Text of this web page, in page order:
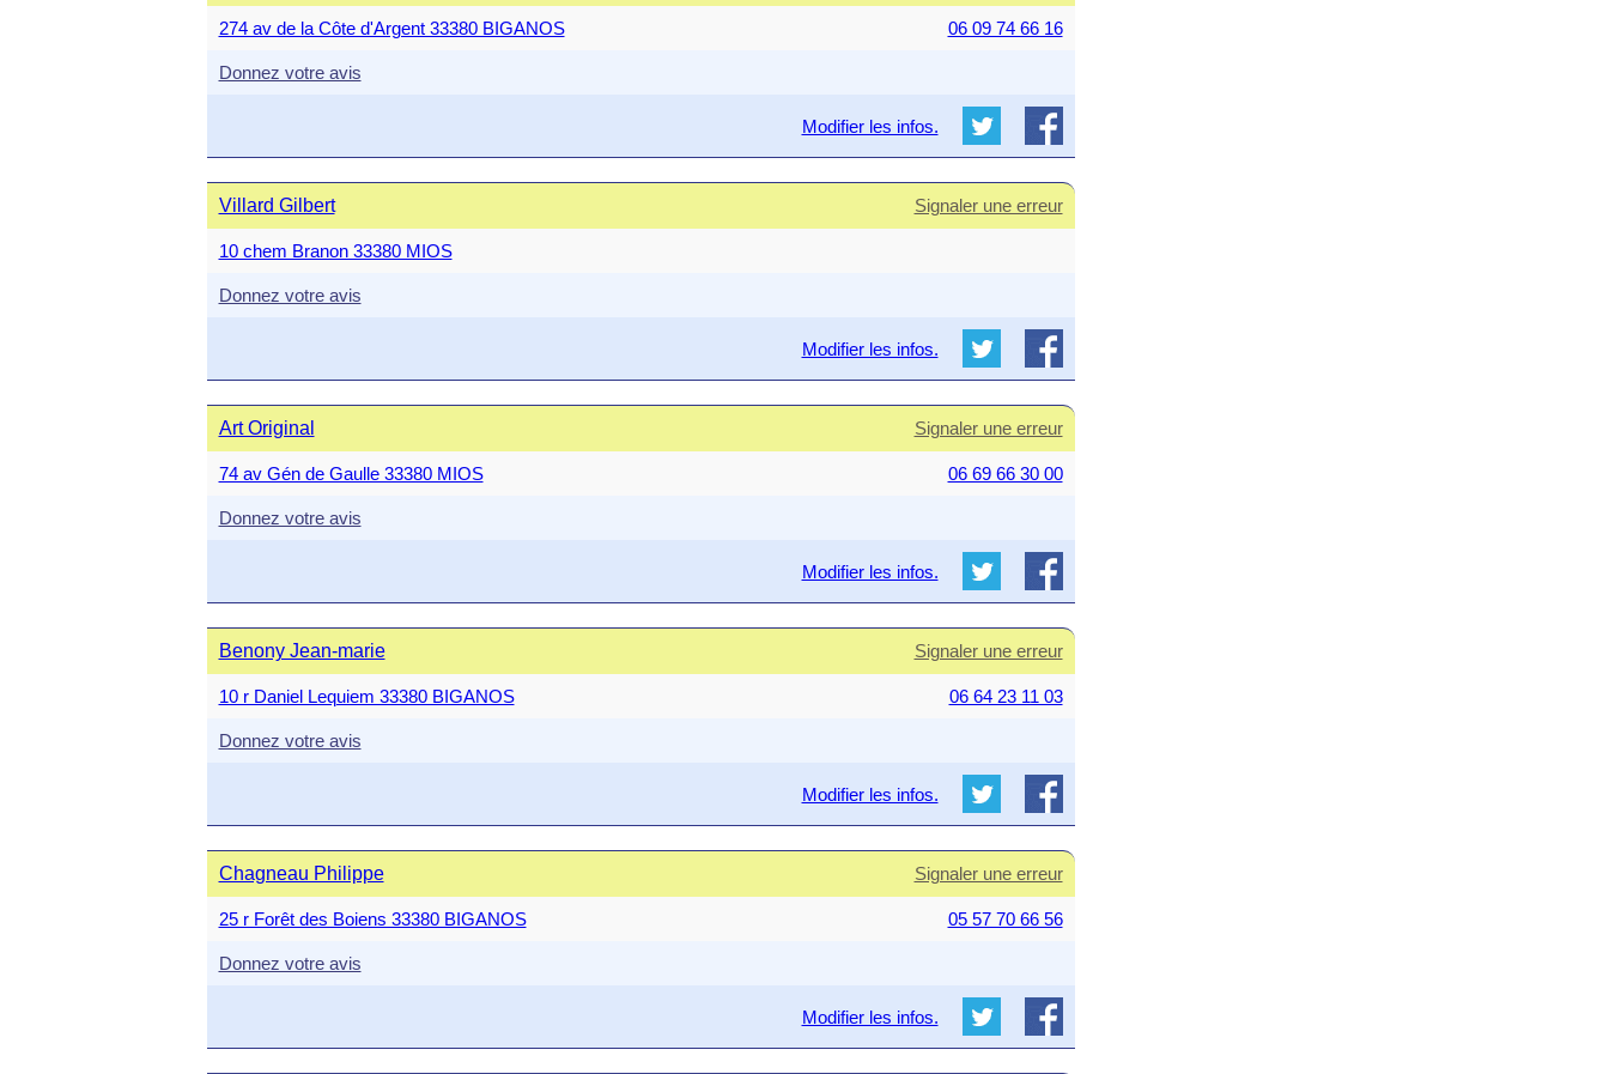
274 av de la Côte d'Argent 33380 BIGANOS 06 09 74 66 16
Donnez votre avis
Modifier les infos.
Villard Gilbert Signaler une erreur
10 chem Branon 33380 MIOS
Donnez votre avis
Modifier les infos.
Art Original Signaler une erreur
74 av Gén de Gaulle 33380 MIOS 06 69 66 30 00
Donnez votre avis
Modifier les infos.
Benony Jean-marie Signaler une erreur
10 r Daniel Lequiem 33380 BIGANOS 06 64 23 11 03
Donnez votre avis
Modifier les infos.
Chagneau Philippe Signaler une erreur
25 r Forêt des Boiens 33380 BIGANOS 05 57 70 66 56
Donnez votre avis
Modifier les infos.